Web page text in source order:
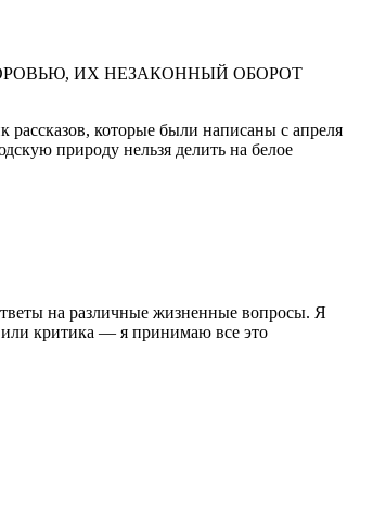
ИХ НЕЗАКОННЫЙ ОБОРОТ
которые были написаны с апреля
природу нельзя делить на белое
на различные жизненные вопросы. Я
или критика — я принимаю все это